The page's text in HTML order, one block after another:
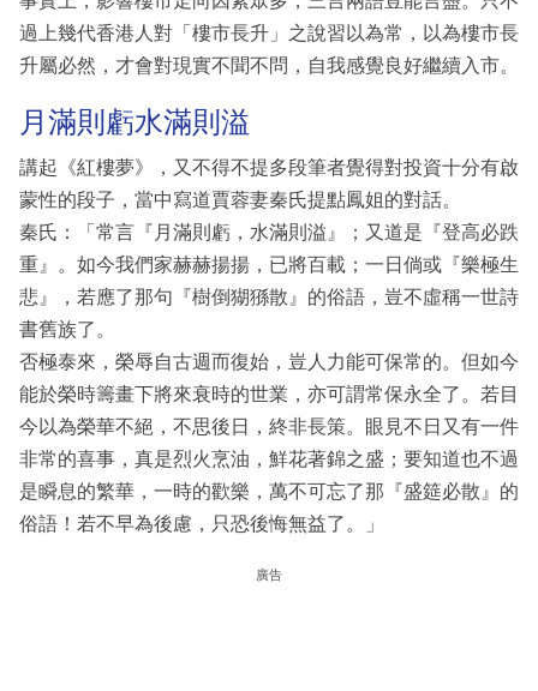
過上幾代香港人對「樓市長升」之說習以為常，以為樓市長
升屬必然，才會對現實不聞不問，自我感覺良好繼續入市。
月滿則虧水滿則溢
講起《紅樓夢》，又不得不提多段筆者覺得對投資十分有啟
蒙性的段子，當中寫道賈蓉妻秦氏提點鳳姐的對話。
秦氏：「常言『月滿則虧，水滿則溢』；又道是『登高必跌
重』。如今我們家赫赫揚揚，已將百載；一日倘或『樂極生
悲』，若應了那句『樹倒猢猻散』的俗語，豈不虛稱一世詩
書舊族了。
否極泰來，榮辱自古週而復始，豈人力能可保常的。但如今
能於榮時籌畫下將來衰時的世業，亦可謂常保永全了。若目
今以為榮華不絕，不思後日，終非長策。眼見不日又有一件
非常的喜事，真是烈火烹油，鮮花著錦之盛；要知道也不過
是瞬息的繁華，一時的歡樂，萬不可忘了那『盛筵必散』的
俗語！若不早為後慮，只恐後悔無益了。」
廣告